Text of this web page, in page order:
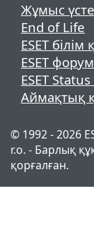
Жұмыс
End of Life
ESET білім
ESET
ESET
Аймақтық
© 1992 - 2026
r.o. - Барлық
қорғалған.